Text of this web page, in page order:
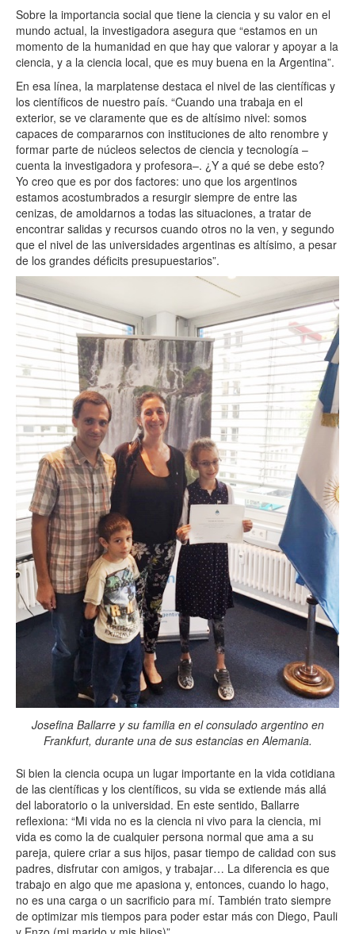
Sobre la importancia social que tiene la ciencia y su valor en el
mundo actual, la investigadora asegura que “estamos en un
momento de la humanidad en que hay que valorar y apoyar a la
ciencia, y a la ciencia local, que es muy buena en la Argentina”.
En esa línea, la marplatense destaca el nivel de las científicas y
los científicos de nuestro país. “Cuando una trabaja en el
exterior, se ve claramente que es de altísimo nivel: somos
capaces de compararnos con instituciones de alto renombre y
formar parte de núcleos selectos de ciencia y tecnología –
cuenta la investigadora y profesora–. ¿Y a qué se debe esto?
Yo creo que es por dos factores: uno que los argentinos
estamos acostumbrados a resurgir siempre de entre las
cenizas, de amoldarnos a todas las situaciones, a tratar de
encontrar salidas y recursos cuando otros no la ven, y segundo
que el nivel de las universidades argentinas es altísimo, a pesar
de los grandes déficits presupuestarios”.
Josefina Ballarre y su familia en el consulado argentino en
Frankfurt, durante una de sus estancias en Alemania.
Si bien la ciencia ocupa un lugar importante en la vida cotidiana
de las científicas y los científicos, su vida se extiende más allá
del laboratorio o la universidad. En este sentido, Ballarre
reflexiona: “Mi vida no es la ciencia ni vivo para la ciencia, mi
vida es como la de cualquier persona normal que ama a su
pareja, quiere criar a sus hijos, pasar tiempo de calidad con sus
padres, disfrutar con amigos, y trabajar… La diferencia es que
trabajo en algo que me apasiona y, entonces, cuando lo hago,
no es una carga o un sacrificio para mí. También trato siempre
de optimizar mis tiempos para poder estar más con Diego, Pauli